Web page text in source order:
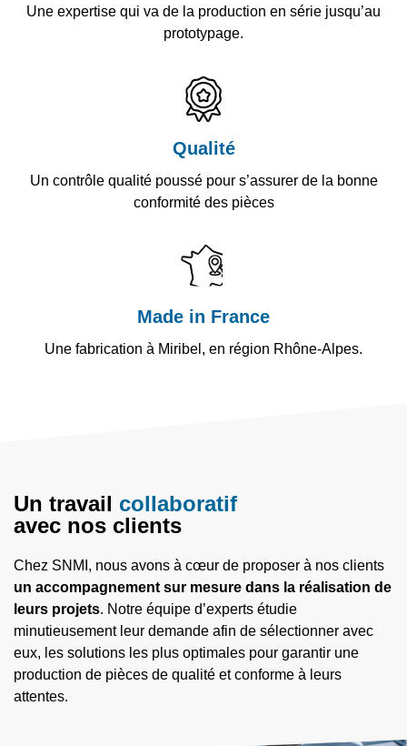
Une expertise qui va de la production en série jusqu’au
prototypage.
Qualité
Un contrôle qualité poussé pour s’assurer de la bonne
conformité des pièces
Made in France
Une fabrication à Miribel, en région Rhône-Alpes.
Un travail collaboratif
avec nos clients
Chez SNMI, nous avons à cœur de proposer à nos clients
un accompagnement sur mesure dans la réalisation de
leurs projets. Notre équipe d’experts étudie
minutieusement leur demande afin de sélectionner avec
eux, les solutions les plus optimales pour garantir une
production de pièces de qualité et conforme à leurs
attentes.